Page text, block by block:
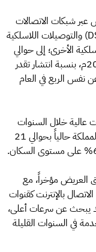
عبر شبكات الاتصالات
الثابتة؛ التي تشمل خطوط المشتركين الرقمية (DSL) والتوصيلات اللاسلكية
الأخرى؛ إلى حوالي
3.62مليون اشتراك بنهاية الربع الثالث لعام 2015م، بنسبة انتشار تقدر
عن نفس الربع في العام
عالية خلال السنوات
الماضية حيث يقدر عدد مستخدمي الإنترنت في المملكة حالياً بحوالي 21
العريض مؤخراً، مع
بالإنترنت كقنوات
يبحث عن سرعات أعلى،
في السنوات القليلة